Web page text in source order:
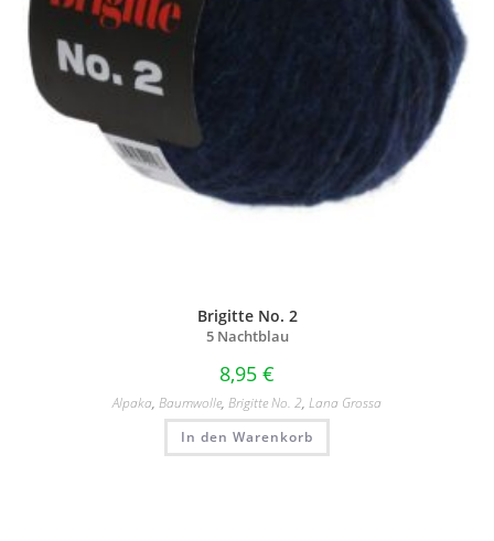
Brigitte No. 2
5 Nachtblau
8,95 €
Alpaka, Baumwolle, Brigitte No. 2, Lana Grossa
In den Warenkorb